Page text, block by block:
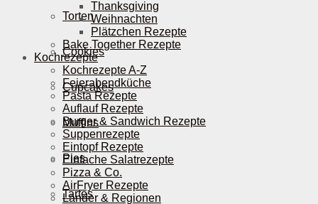
Torten
Cookies
Cupcakes
Muffins
Pies
Tartes
Thanksgiving
Weihnachten
Plätzchen Rezepte
Bake Together Rezepte
Kochrezepte
Kochrezepte A-Z
Feierabendküche
Pasta Rezepte
Auflauf Rezepte
Burger & Sandwich Rezepte
Suppenrezepte
Eintopf Rezepte
Einfache Salatrezepte
Pizza & Co.
AirFryer Rezepte
Länder & Regionen